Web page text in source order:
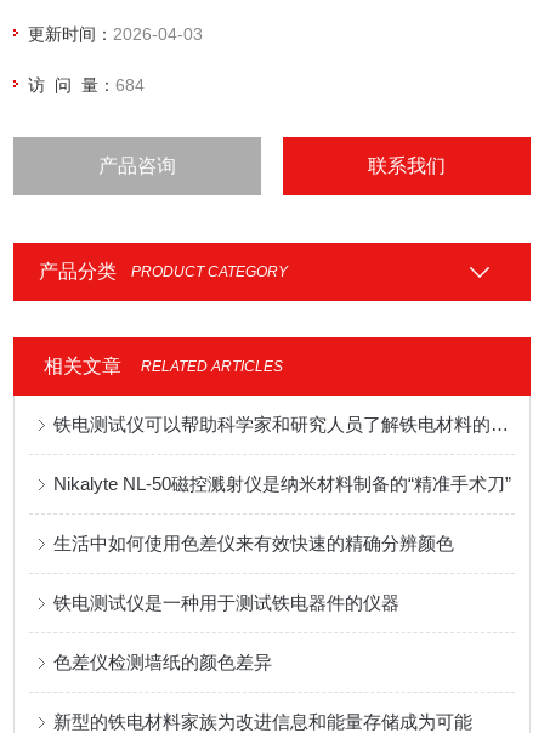
更新时间： 2026-04-03
访 问 量：684
产品咨询 联系我们
产品分类 PRODUCT CATEGORY
相关文章 RELATED ARTICLES
铁电测试仪可以帮助科学家和研究人员了解铁电材料的性质和行为
Nikalyte NL-50磁控溅射仪是纳米材料制备的“精准手术刀”
生活中如何使用色差仪来有效快速的精确分辨颜色
铁电测试仪是一种用于测试铁电器件的仪器
色差仪检测墙纸的颜色差异
新型的铁电材料家族为改进信息和能量存储成为可能